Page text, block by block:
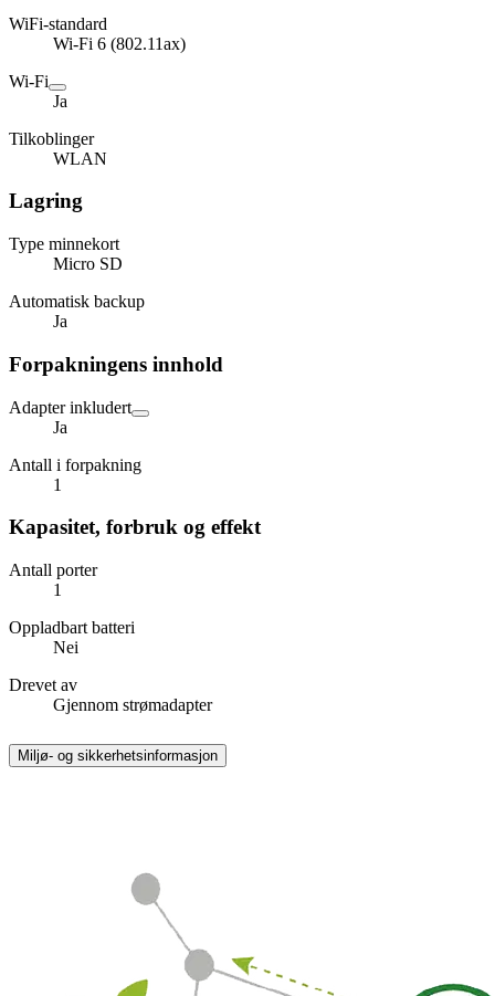
WiFi-standard
Wi-Fi 6 (802.11ax)
Wi-Fi
Ja
Tilkoblinger
WLAN
Lagring
Type minnekort
Micro SD
Automatisk backup
Ja
Forpakningens innhold
Adapter inkludert
Ja
Antall i forpakning
1
Kapasitet, forbruk og effekt
Antall porter
1
Oppladbart batteri
Nei
Drevet av
Gjennom strømadapter
Miljø- og sikkerhetsinformasjon